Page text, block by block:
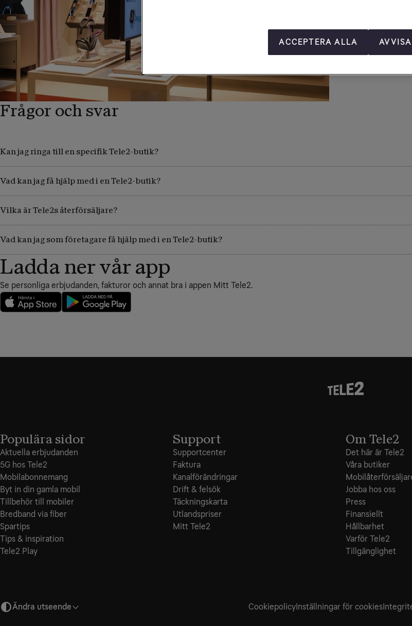
Frågor och svar
Kan jag ringa till en specifik Tele2-butik?
Vad kan jag få hjälp med i en Tele2-butik?
Vilka är Tele2s återförsäljare?
Vad kan jag som företagare få hjälp med i en Tele2-butik?
Ladda ner vår app
Se personliga erbjudanden, fakturor och annat bra i appen Mitt Tele2.
Populära sidor
Aktuella erbjudanden
5G hos Tele2
Mobilabonnemang
Byt in din gamla mobil
Tillbehör till mobiler
Bredband via fiber
Spartips
Tips & inspiration
Tele2 Play
Support
Supportcenter
Faktura
Kanalförändringar
Drift & felsök
Täckningskarta
Utlandspriser
Mitt Tele2
Om Tele2
Det här är Tele2
Våra butiker
Jobba hos oss
Press
Finansiellt
Hållbarhet
Varför Tele2
Tillgänglighet
Ändra utseende CookiepolicyInställningar för cookies
ACCEPTERA ALLA